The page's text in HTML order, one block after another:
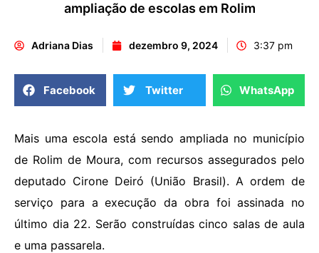
ampliação de escolas em Rolim
Adriana Dias dezembro 9, 2024 3:37 pm
Facebook Twitter WhatsApp
Mais uma escola está sendo ampliada no município
de Rolim de Moura, com recursos assegurados pelo
deputado Cirone Deiró (União Brasil). A ordem de
serviço para a execução da obra foi assinada no
último dia 22. Serão construídas cinco salas de aula
e uma passarela.